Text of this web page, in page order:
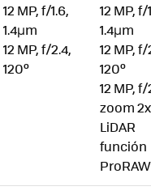
12 MP, f/1.6,
1.4µm
12 MP, f/2.4,
120º
12 MP, f/
1.4µm
12 MP,
120º
12 MP,
zoom 2x
LiDAR
función
ProRAW